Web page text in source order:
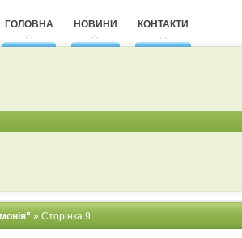
ГОЛОВНА НОВИНИ КОНТАКТИ
» Сторінка 9